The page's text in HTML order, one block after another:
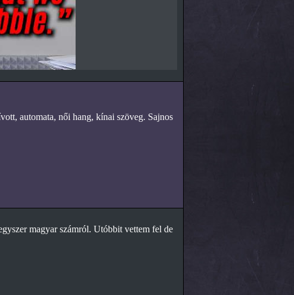
automata, női hang, kínai szöveg. Sajnos
magyar számról. Utóbbit vettem fel de